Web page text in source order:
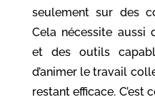
seulement sur des
Cela nécessite aussi
et des outils
d’animer le travail
restant efficace. C’est